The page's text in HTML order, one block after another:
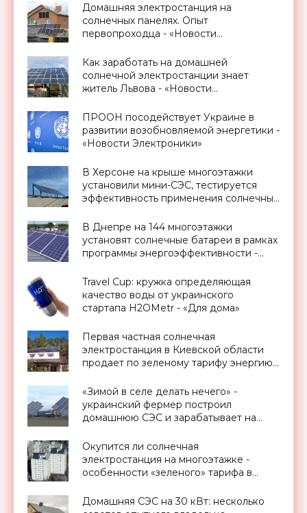
Домашняя электростанция на
солнечных панелях. Опыт
первопроходца - «Новости
Как заработать на домашней
солнечной электростанции знает
житель Львова - «Новости
ПРООН посодействует Украине в
развитии возобновляемой энергетики -
«Новости Электроники»
В Херсоне на крыше многоэтажки
установили мини-СЭС, тестируется
эффективность применения солнечных
электроэнергией ОСМД - «Новости
Электроники»
В Днепре на 144 многоэтажки
установят солнечные батареи в рамках
программы энергоэффективности -
Travel Cup: кружка определяющая
качество воды от украинского
стартапа H2OMetr - «Для дома»
Первая частная солнечная
электростанция в Киевской области
продает по зеленому тарифу энергию
«Зимой в селе делать нечего» -
украинский фермер построил
домашнюю СЭС и зарабатывает на
Окупится ли солнечная
электростанция на многоэтажке -
особенности «зеленого» тарифа в
Домашняя СЭС на 30 кВт: несколько